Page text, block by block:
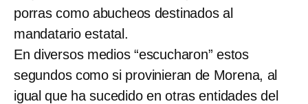
porras como abucheos destinados al
mandatario estatal.
En diversos medios “escucharon” estos
segundos como si provinieran de Morena, al
igual que ha sucedido en otras entidades del